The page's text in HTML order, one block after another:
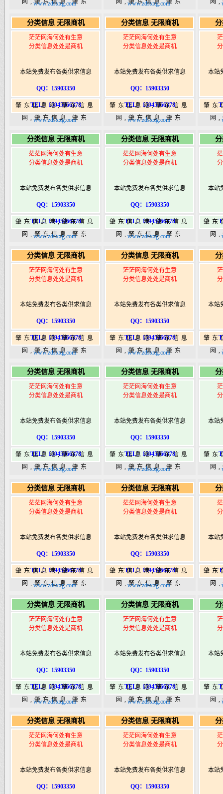
网,肇东信息,肇东
港|www.zhaodongshi.com
www.zdsxxg.com
网,肇东信息,肇东
港|www.zhaodongshi.com
www.zdsxxg.com
网
港
分类信息 无限商机
茫茫网海何处有生意
分类信息处处是商机
本站免费发布各类供求信息
QQ：15903350
TEL：15945066378
肇东信息港,肇东信息
网,肇东信息,肇东
港|www.zhaodongshi.com
www.zdsxxg.com
分类信息 无限商机
茫茫网海何处有生意
分类信息处处是商机
本站免费发布各类供求信息
QQ：15903350
TEL：15945066378
肇东信息港,肇东信息
网,肇东信息,肇东
港|www.zhaodongshi.com
www.zdsxxg.com
本站
肇东
网
港
分类信息 无限商机
茫茫网海何处有生意
分类信息处处是商机
本站免费发布各类供求信息
QQ：15903350
TEL：15945066378
肇东信息港,肇东信息
网,肇东信息,肇东
港|www.zhaodongshi.com
www.zdsxxg.com
分类信息 无限商机
茫茫网海何处有生意
分类信息处处是商机
本站免费发布各类供求信息
QQ：15903350
TEL：15945066378
肇东信息港,肇东信息
网,肇东信息,肇东
港|www.zhaodongshi.com
www.zdsxxg.com
本站
肇东
网
港
分类信息 无限商机
茫茫网海何处有生意
分类信息处处是商机
本站免费发布各类供求信息
QQ：15903350
TEL：15945066378
肇东信息港,肇东信息
网,肇东信息,肇东
港|www.zhaodongshi.com
www.zdsxxg.com
分类信息 无限商机
茫茫网海何处有生意
分类信息处处是商机
本站免费发布各类供求信息
QQ：15903350
TEL：15945066378
肇东信息港,肇东信息
网,肇东信息,肇东
港|www.zhaodongshi.com
www.zdsxxg.com
本站
肇东
网
港
分类信息 无限商机
茫茫网海何处有生意
分类信息处处是商机
本站免费发布各类供求信息
QQ：15903350
TEL：15945066378
肇东信息港,肇东信息
网,肇东信息,肇东
港|www.zhaodongshi.com
www.zdsxxg.com
分类信息 无限商机
茫茫网海何处有生意
分类信息处处是商机
本站免费发布各类供求信息
QQ：15903350
TEL：15945066378
肇东信息港,肇东信息
网,肇东信息,肇东
港|www.zhaodongshi.com
www.zdsxxg.com
本站
肇东
网
港
分类信息 无限商机
茫茫网海何处有生意
分类信息处处是商机
本站免费发布各类供求信息
QQ：15903350
TEL：15945066378
肇东信息港,肇东信息
网,肇东信息,肇东
港|www.zhaodongshi.com
www.zdsxxg.com
分类信息 无限商机
茫茫网海何处有生意
分类信息处处是商机
本站免费发布各类供求信息
QQ：15903350
TEL：15945066378
肇东信息港,肇东信息
网,肇东信息,肇东
港|www.zhaodongshi.com
www.zdsxxg.com
本站
肇东
网
港
分类信息 无限商机
茫茫网海何处有生意
分类信息处处是商机
本站免费发布各类供求信息
QQ：15903350
TEL：15945066378
肇东信息港,肇东信息
网,肇东信息,肇东
港|www.zhaodongshi.com
www.zdsxxg.com
分类信息 无限商机
茫茫网海何处有生意
分类信息处处是商机
本站免费发布各类供求信息
QQ：15903350
TEL：15945066378
肇东信息港,肇东信息
网,肇东信息,肇东
港|www.zhaodongshi.com
www.zdsxxg.com
本站
肇东
网
港
分类信息 无限商机
茫茫网海何处有生意
分类信息处处是商机
本站免费发布各类供求信息
QQ：15903350
分类信息 无限商机
茫茫网海何处有生意
分类信息处处是商机
本站免费发布各类供求信息
QQ：15903350
本站